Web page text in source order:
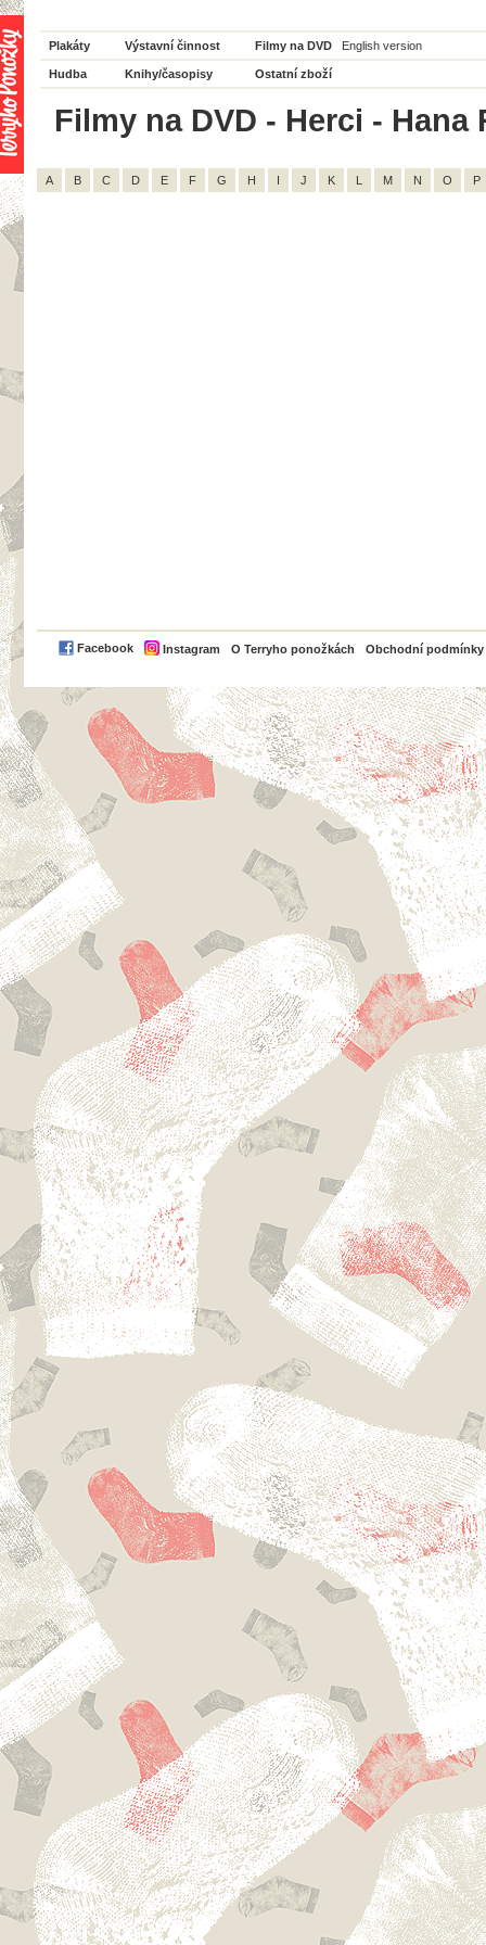
Plakáty Výstavní činnost Filmy na DVD English version
Hudba Knihy/časopisy Ostatní zboží
Filmy na DVD - Herci -
A B C D E F G H I J K L M N O P
Facebook Instagram O Terryho ponožkách Obchodní podmínky
PayPal